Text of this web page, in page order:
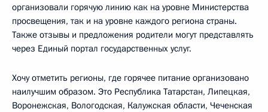
организовали горячую линию как на уровне Министерства
просвещения, так и на уровне каждого региона страны.
Также отзывы и предложения родители могут представлять
через Единый портал государственных услуг.
Хочу отметить регионы, где горячее питание организовано
наилучшим образом. Это Республика Татарстан, Липецкая,
Воронежская, Вологодская, Калужская области, Чеченская